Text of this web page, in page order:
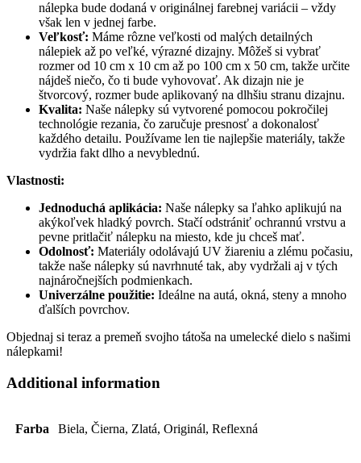
nálepka bude dodaná v originálnej farebnej variácii – vždy
však len v jednej farbe.
Veľkosť: Máme rôzne veľkosti od malých detailných
nálepiek až po veľké, výrazné dizajny. Môžeš si vybrať
rozmer od 10 cm x 10 cm až po 100 cm x 50 cm, takže určite
nájdeš niečo, čo ti bude vyhovovať. Ak dizajn nie je
štvorcový, rozmer bude aplikovaný na dlhšiu stranu dizajnu.
Kvalita: Naše nálepky sú vytvorené pomocou pokročilej
technológie rezania, čo zaručuje presnosť a dokonalosť
každého detailu. Používame len tie najlepšie materiály, takže
vydržia fakt dlho a nevyblednú.
Vlastnosti:
Jednoduchá aplikácia: Naše nálepky sa ľahko aplikujú na
akýkoľvek hladký povrch. Stačí odstrániť ochrannú vrstvu a
pevne pritlačiť nálepku na miesto, kde ju chceš mať.
Odolnosť: Materiály odolávajú UV žiareniu a zlému počasiu,
takže naše nálepky sú navrhnuté tak, aby vydržali aj v tých
najnáročnejších podmienkach.
Univerzálne použitie: Ideálne na autá, okná, steny a mnoho
ďalších povrchov.
Objednaj si teraz a premeň svojho tátoša na umelecké dielo s našimi
nálepkami!
Additional information
Farba Biela, Čierna, Zlatá, Originál, Reflexná